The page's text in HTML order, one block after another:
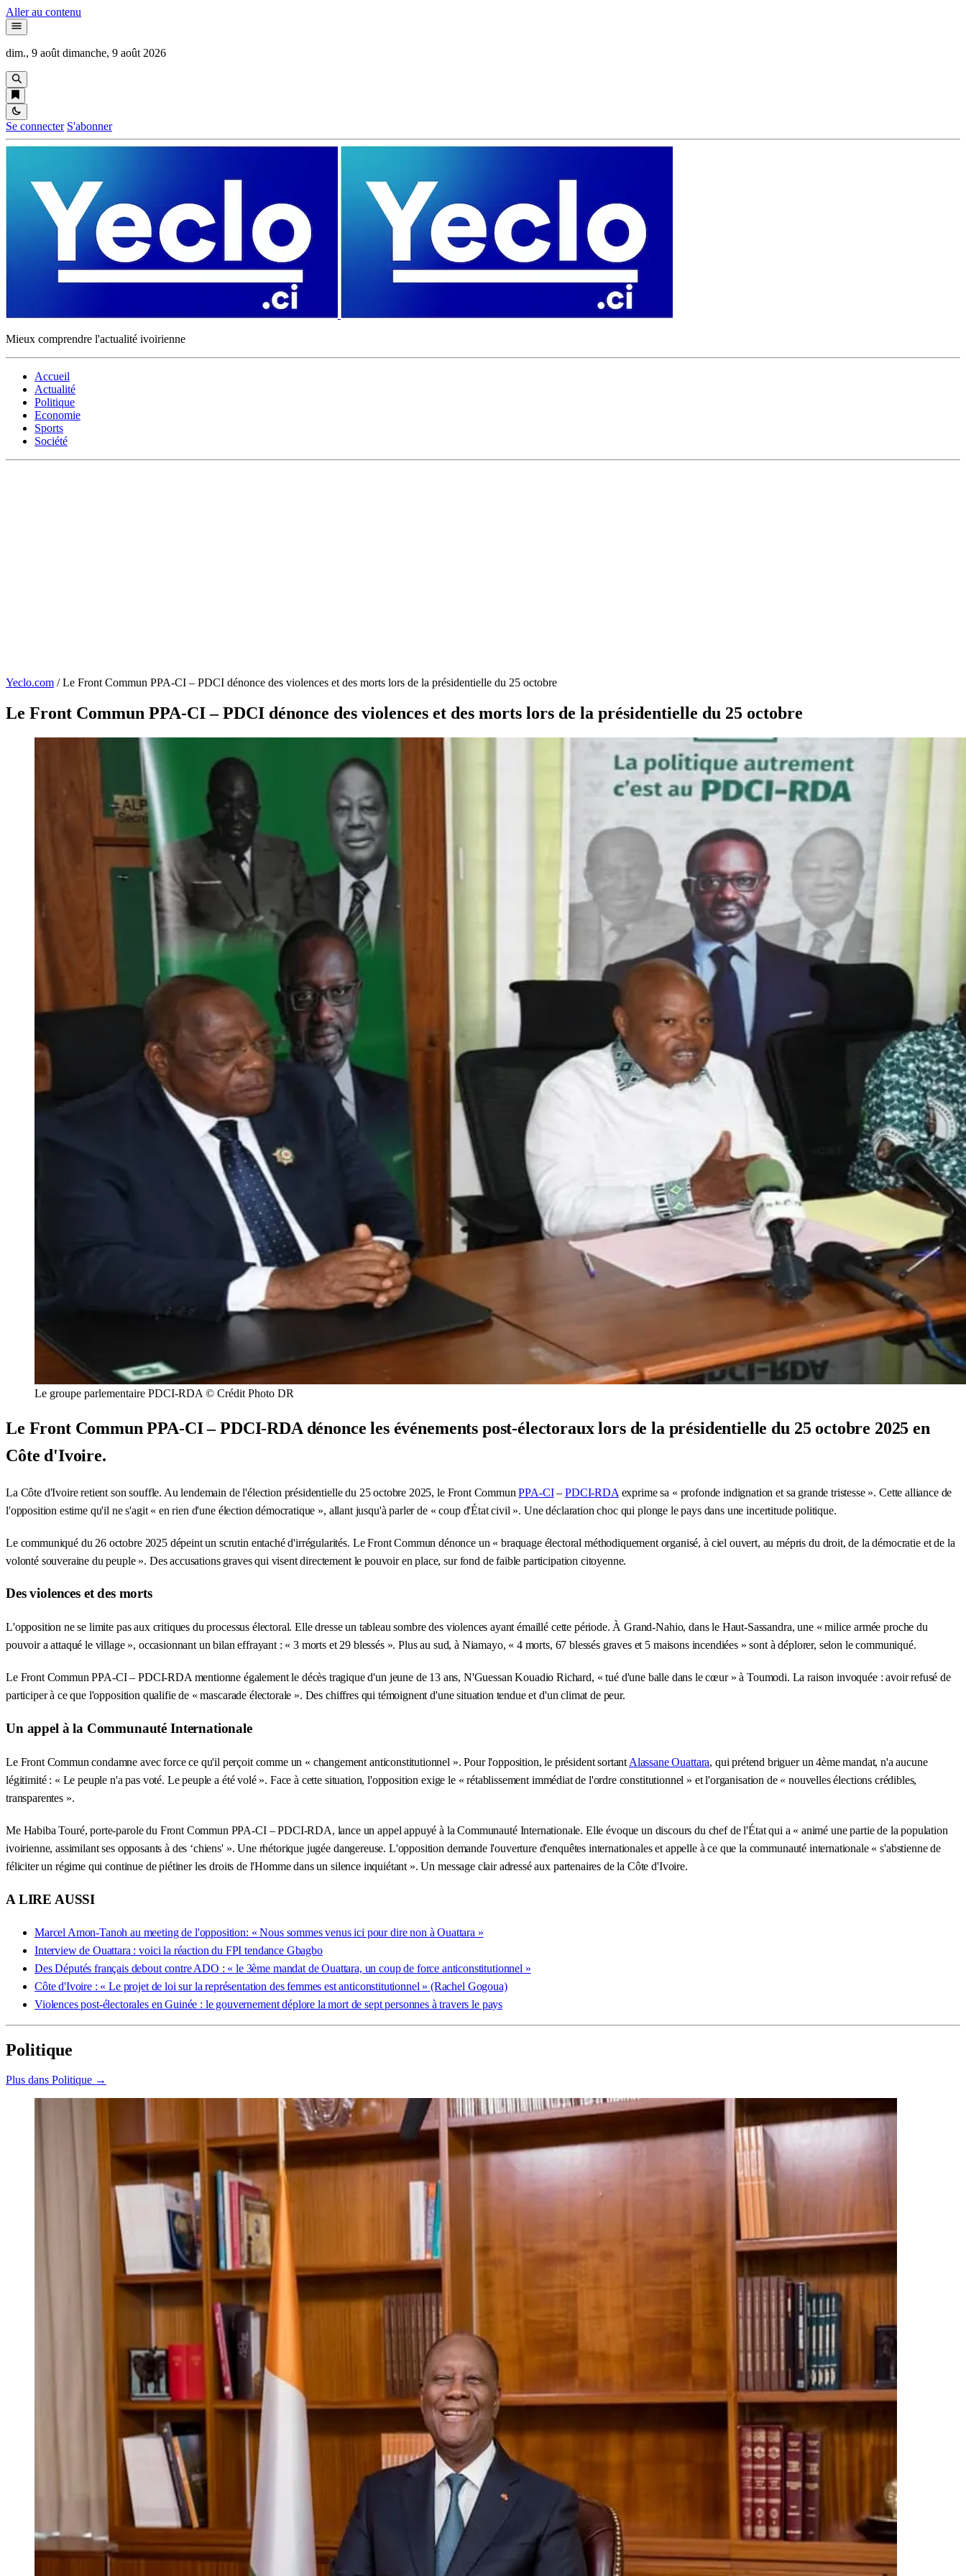
Aller au contenu
dim., 9 août dimanche, 9 août 2026
Se connecter S'abonner
Mieux comprendre l'actualité ivoirienne
Accueil
Actualité
Politique
Economie
Sports
Société
Yeclo.com / Le Front Commun PPA-CI – PDCI dénonce des violences et des morts lors de la présidentielle du 25 octobre
Le Front Commun PPA-CI – PDCI dénonce des violences et des morts lors de la présidentielle du 25 octobre
Le groupe parlementaire PDCI-RDA © Crédit Photo DR
Le Front Commun PPA-CI – PDCI-RDA dénonce les événements post-électoraux lors de la présidentielle du 25 octobre 2025 en
Côte d'Ivoire.
La Côte d'Ivoire retient son souffle. Au lendemain de l'élection présidentielle du 25 octobre 2025, le Front CommunPPA-CI–PDCI-RDA exprime sa « profonde indignation et sa grande tristesse ». Cette alliance de
l'opposition estime qu'il ne s'agit « en rien d'une élection démocratique », allant jusqu'à parler de « coup d'État civil ». Une déclaration choc qui plonge le pays dans une incertitude politique.
Le communiqué du 26 octobre 2025 dépeint un scrutin entaché d'irrégularités. Le Front Commun dénonce un « braquage électoral méthodiquement organisé, à ciel ouvert, au mépris du droit, de la démocratie et de la
volonté souveraine du peuple ». Des accusations graves qui visent directement le pouvoir en place, sur fond de faible participation citoyenne.
Des violences et des morts
L'opposition ne se limite pas aux critiques du processus électoral. Elle dresse un tableau sombre des violences ayant émaillé cette période. À Grand-Nahio, dans le Haut-Sassandra, une « milice armée proche du
pouvoir a attaqué le village », occasionnant un bilan effrayant : « 3 morts et 29 blessés ». Plus au sud, à Niamayo, « 4 morts, 67 blessés graves et 5 maisons incendiées » sont à déplorer, selon le communiqué.
Le Front Commun PPA-CI – PDCI-RDA mentionne également le décès tragique d'un jeune de 13 ans, N'Guessan Kouadio Richard, « tué d'une balle dans le cœur » à Toumodi. La raison invoquée : avoir refusé de
participer à ce que l'opposition qualifie de « mascarade électorale ». Des chiffres qui témoignent d'une situation tendue et d'un climat de peur.
Un appel à la Communauté Internationale
Le Front Commun condamne avec force ce qu'il perçoit comme un « changement anticonstitutionnel ». Pour l'opposition, le président sortant Alassane Ouattara, qui prétend briguer un 4ème mandat, n'a aucune
légitimité : « Le peuple n'a pas voté. Le peuple a été volé ». Face à cette situation, l'opposition exige le « rétablissement immédiat de l'ordre constitutionnel » et l'organisation de « nouvelles élections crédibles,
transparentes ».
Me Habiba Touré, porte-parole du Front Commun PPA-CI – PDCI-RDA, lance un appel appuyé à la Communauté Internationale. Elle évoque un discours du chef de l'État qui a « animé une partie de la population
ivoirienne, assimilant ses opposants à des ‘chiens' ». Une rhétorique jugée dangereuse. L'opposition demande l'ouverture d'enquêtes internationales et appelle à ce que la communauté internationale « s'abstienne de
féliciter un régime qui continue de piétiner les droits de l'Homme dans un silence inquiétant ». Un message clair adressé aux partenaires de la Côte d'Ivoire.
A LIRE AUSSI
Marcel Amon-Tanoh au meeting de l'opposition: « Nous sommes venus ici pour dire non à Ouattara »
Interview de Ouattara : voici la réaction du FPI tendance Gbagbo
Des Députés français debout contre ADO : « le 3ème mandat de Ouattara, un coup de force anticonstitutionnel »
Côte d'Ivoire : « Le projet de loi sur la représentation des femmes est anticonstitutionnel » (Rachel Gogoua)
Violences post-électorales en Guinée : le gouvernement déplore la mort de sept personnes à travers le pays
Politique
Plus dans Politique →